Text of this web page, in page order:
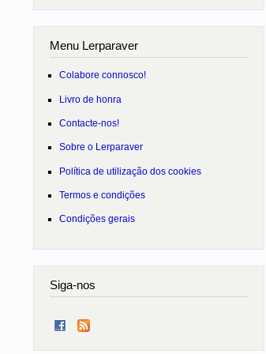
Menu Lerparaver
Colabore connosco!
Livro de honra
Contacte-nos!
Sobre o Lerparaver
Política de utilização dos cookies
Termos e condições
Condições gerais
Siga-nos